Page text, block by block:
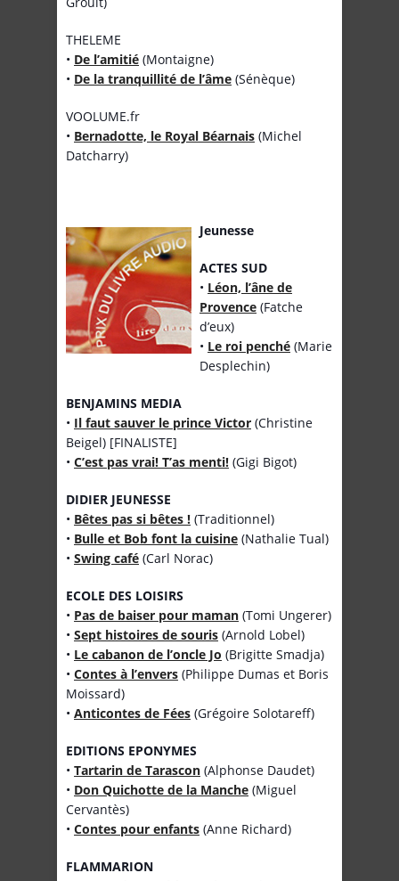
THELEME
• De l’amitié (Montaigne)
• De la tranquillité de l’âme (Sénèque)
VOOLUME.fr
• Bernadotte, le Royal Béarnais (Michel
Datcharry)
Jeunesse
ACTES SUD
• Léon, l’âne de
Provence (Fatche
d’eux)
• Le roi penché (Marie
Desplechin)
BENJAMINS MEDIA
• Il faut sauver le prince Victor (Christine
Beigel) [FINALISTE]
• C’est pas vrai! T’as menti! (Gigi Bigot)
DIDIER JEUNESSE
• Bêtes pas si bêtes ! (Traditionnel)
• Bulle et Bob font la cuisine (Nathalie Tual)
• Swing café (Carl Norac)
ECOLE DES LOISIRS
• Pas de baiser pour maman (Tomi Ungerer)
• Sept histoires de souris (Arnold Lobel)
• Le cabanon de l’oncle Jo (Brigitte Smadja)
• Contes à l’envers (Philippe Dumas et Boris
Moissard)
• Anticontes de Fées (Grégoire Solotareff)
EDITIONS EPONYMES
• Tartarin de Tarascon (Alphonse Daudet)
• Don Quichotte de la Manche (Miguel
Cervantès)
• Contes pour enfants (Anne Richard)
FLAMMARION